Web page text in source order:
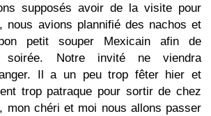
supposés avoir de la visite pour
nous avions plannifié des nachos et
petit souper Mexicain afin de
soirée. Notre invité ne viendra
Il a un peu trop fêter hier et
trop patraque pour sortir de chez
chéri et moi nous allons passer